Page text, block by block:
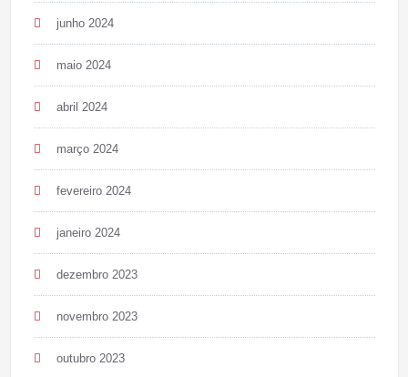
junho 2024
maio 2024
abril 2024
março 2024
fevereiro 2024
janeiro 2024
dezembro 2023
novembro 2023
outubro 2023